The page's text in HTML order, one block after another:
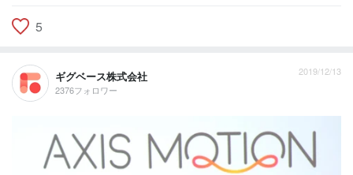
5
ギグベース株式会社
2376フォロワー
2019/12/13